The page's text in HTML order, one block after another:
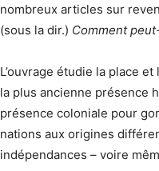
nombreux articles sur
(sous la dir.) Comment
L’ouvrage étudie la place
la plus ancienne présence
présence coloniale pour
nations aux origines
indépendances – voire